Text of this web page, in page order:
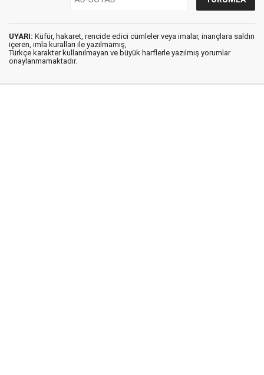
UYARI: Küfür, hakaret, rencide edici cümleler veya imalar, inançlara saldırı
içeren, imla kuralları ile yazılmamış,
Türkçe karakter kullanılmayan ve büyük harflerle yazılmış yorumlar
onaylanmamaktadır.